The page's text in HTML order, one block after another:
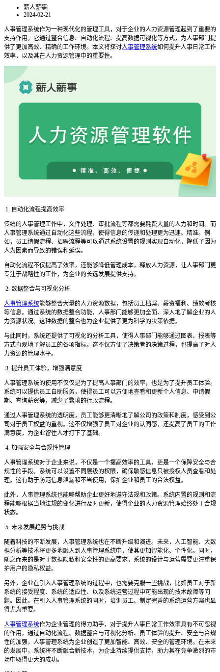
薪人薪事|
2024-02-21
人事管理系统作为一种现代化的管理工具，对于企业的人力资源管理起到了重要的
支持作用。它通过整合信息、自动化流程、提高数据可视化等方式，为人事部门提
供了更加高效、精确的工作环境。本文将探讨人事管理系统如何提升人事日常工作
效率，以及其在人力资源管理中的重要性。
1. 自动化流程提高效率
传统的人事管理工作中，文件处理、审批流程等都需要耗费大量的人力和时间。而
人事管理系统通过自动化这些流程，使得信息的传递和处理更为迅速、精准。例
如，员工请假流程、招聘流程等可以通过系统设置的规则实现自动化，降低了因为
人为因素而导致的错误和延误。
自动化流程不仅提高了效率，还能够降低管理成本，释放人力资源，让人事部门更
专注于战略性的工作，为企业的长远发展提供支持。
2. 数据整合与可视化分析
人事管理系统能够整合大量的人力资源数据，包括员工档案、薪资福利、绩效考核
等信息。通过系统的数据整合功能，人事部门能够更加全面、深入地了解企业的人
力资源状况。这种数据的整合也为企业提供了更为科学的决策依据。
与此同时，系统还提供了可视化的分析工具，使得人事部门能够通过图表、报表等
方式直观地了解员工的各项指标。这不仅方便了决策者的决策过程，也提高了对人
力资源的管理水平。
3. 提升员工体验，增强满意度
人事管理系统的使用不仅仅是为了提高人事部门的效率，也是为了提升员工体验。
系统可以提供员工自助服务，使得员工可以方便地查看和更新个人信息、申请假
期、查询薪资等，减少了繁琐的行政流程。
通过人事管理系统的透明度，员工能够更清晰地了解公司的政策和制度，感受到公
司对于员工权益的重视。这不仅增强了员工对企业的认同感，还提高了员工的工作
满意度，为企业留住人才打下了基础。
4. 加强安全与合规性管理
人事管理系统对于企业来说，不仅是一个提高效率的工具，更是一个保障安全与合
规性的手段。系统可以设置不同层级的权限，确保敏感信息只被授权人员查看和处
理。这有助于防范信息泄漏和不当使用，保护企业和员工的合法权益。
此外，人事管理系统也能够帮助企业更好地遵守法规和政策。系统内置的规则和流
程能够根据当地法规的变化进行及时更新，使得企业的人力资源管理始终处于合规
状态。
5. 未来发展趋势与挑战
随着科技的不断发展，人事管理系统也在不断升级和演进。未来，人工智能、大数
据分析等技术将更多地融入到人事管理系统中，使其更加智能化、个性化。同时，
随之而来的是对于数据隐私和安全性的更高要求，系统的设计与运营需要更注重保
护用户的隐私权益。
另外，企业在引入人事管理系统的过程中，也需要克服一些挑战，比如员工对于新
系统的接受程度、系统的适应性、以及系统运营过程中可能出现的技术故障等问
题。因此，在引入人事管理系统的同时，培训员工、制定完善的系统运营方案也显
得尤为重要。
人事管理系统作为企业管理的得力助手，对于提升人事日常工作效率具有不可忽视
的作用。通过自动化流程、数据整合与可视化分析、员工体验的提升、安全与合规
性的加强，人事管理系统为企业创造了更加智能、高效、安全的管理环境。在未来
的发展中，系统将不断融合新技术，为企业持续提供支持，助力其在竞争激烈的市
场中取得更大的成功。